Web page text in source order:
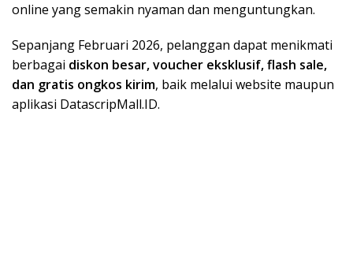
online yang semakin nyaman dan menguntungkan.
Sepanjang Februari 2026, pelanggan dapat menikmati
berbagai diskon besar, voucher eksklusif, flash sale,
dan gratis ongkos kirim, baik melalui website maupun
aplikasi DatascripMall.ID.